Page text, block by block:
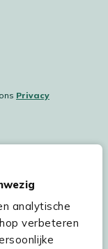
analytische
verbeteren
Privacy